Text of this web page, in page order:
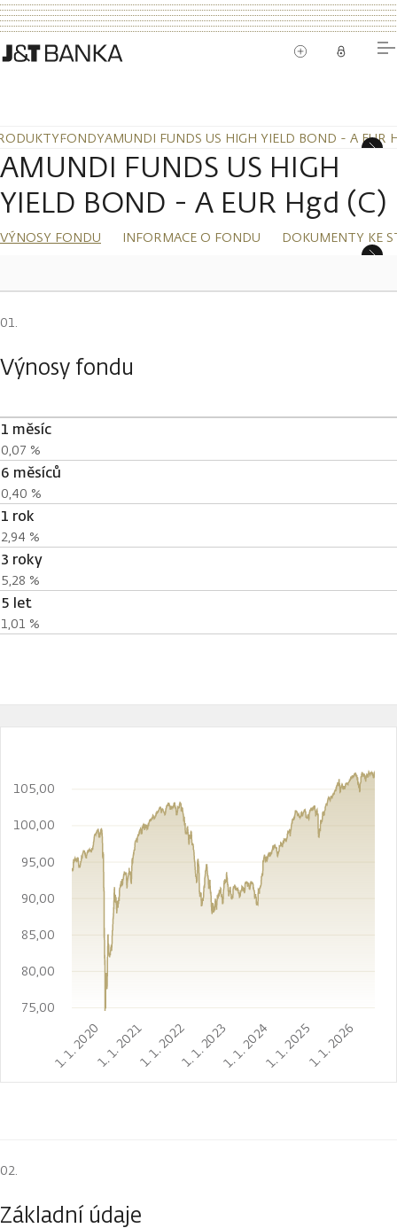
FONDYAMUNDI FUNDS US HIGH YIELD BOND - A EUR
AMUNDI FUNDS US HIGH
YIELD BOND - A EUR Hgd (C)
VÝNOSY FONDU INFORMACE O FONDU DOKUMENTY KE
Výnosy fondu
1 měsíc
0,07 %
6 měsíců
0,40 %
1 rok
2,94 %
3 roky
5,28 %
5 let
1,01 %
1. 1. 20201. 1. 20211. 1. 20221. 1. 20231. 1. 20241. 1. 20251. 1. 2026
75,00
80,00
85,00
90,00
95,00
100,00
105,00
Základní údaje